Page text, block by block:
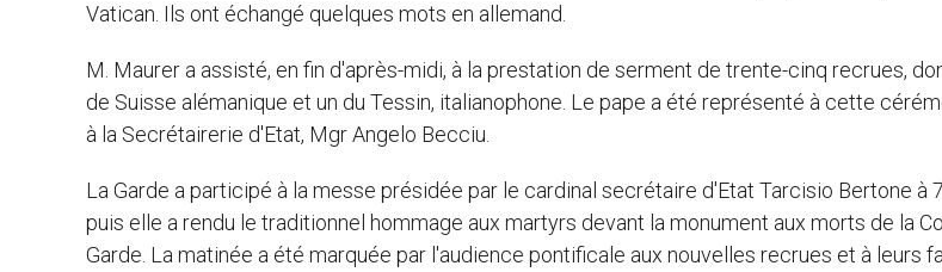
Vatican. Ils ont échangé quelques mots en allemand.
M. Maurer a assisté, en fin d'après-midi, à la prestation de serment de trente-cinq recrues,
de Suisse alémanique et un du Tessin, italianophone. Le pape a été représenté à cette
à la Secrétairerie d'Etat, Mgr Angelo Becciu.
La Garde a participé à la messe présidée par le cardinal secrétaire d'Etat Tarcisio Bertone à
puis elle a rendu le traditionnel hommage aux martyrs devant la monument aux morts de la
Garde. La matinée a été marquée par l'audience pontificale aux nouvelles recrues et à leurs